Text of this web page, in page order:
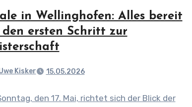
in Wellinghofen: Alles bereit
ersten Schritt zur
Kisker 15.05.2026
den 17. Mai, richtet sich der Blick der